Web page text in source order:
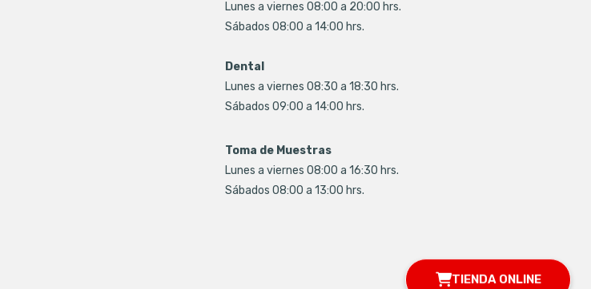
Lunes a viernes 08:00 a 20:00 hrs.
Sábados 08:00 a 14:00 hrs.
Dental
Lunes a viernes 08:30 a 18:30 hrs.
Sábados 09:00 a 14:00 hrs.
Toma de Muestras
Lunes a viernes 08:00 a 16:30 hrs.
Sábados 08:00 a 13:00 hrs.
TIENDA ONLINE